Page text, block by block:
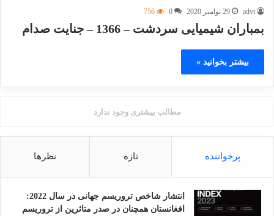
advt 29 نوامبر 2020 0
756
بمباران شیمیایی سردشت – 1366 – جنایت صدام
بیشتر بخوانید »
مطالب بیشتری وجود ندارد
پرخواننده تازه نظرها
انتشار شاخص تروریسم جهانی در سال 2022:
افغانستان همچنان در صدر متاثرین از تروریسم